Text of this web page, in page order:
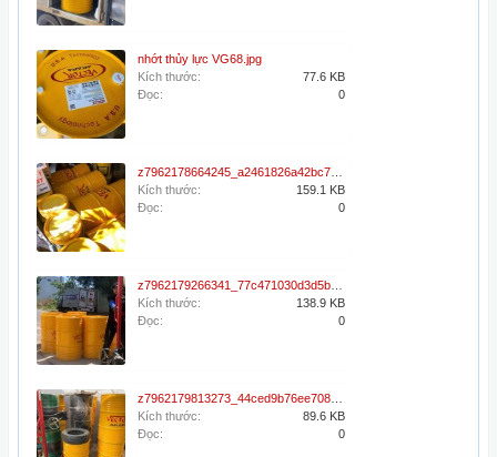
nhớt thủy lực VG68.jpg
Kích thước:
77.6 KB
Đọc:
0
Kích thước:
159.1 KB
Đọc:
0
Kích thước:
138.9 KB
Đọc:
0
Kích thước:
89.6 KB
Đọc:
0